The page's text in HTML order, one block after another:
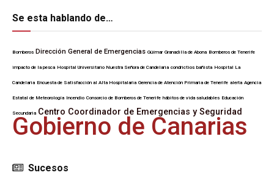
Se esta hablando de…
Bomberos Dirección General de Emergencias Güímar Granadilla de Abona Bomberos de Tenerife
impacto de la pesca Hospital Universitario Nuestra Señora de Candelaria condrictios bañista Hospital La
Candelaria Encuesta de Satisfacción al Alta Hospitalaria Gerencia de Atención Primaria de Tenerife alerta Agencia
Estatal de Meteorología Incendio Consorcio de Bomberos de Tenerife hábitos de vida saludables Educación
Secundaria Centro Coordinador de Emergencias y Seguridad
Gobierno de Canarias
Sucesos